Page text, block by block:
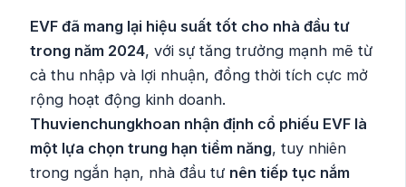
EVF đã mang lại hiệu suất tốt cho nhà đầu tư
trong năm 2024, với sự tăng trưởng mạnh mẽ từ
cả thu nhập và lợi nhuận, đồng thời tích cực mở
rộng hoạt động kinh doanh.
Thuvienchungkhoan nhận định cổ phiếu EVF là
một lựa chọn trung hạn tiềm năng, tuy nhiên
trong ngắn hạn, nhà đầu tư nên tiếp tục nắm